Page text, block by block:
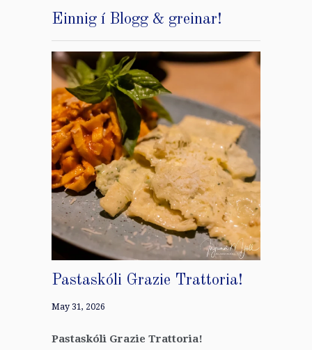
Einnig í Blogg & greinar!
Pastaskóli Grazie Trattoria!
May 31, 2026
Pastaskóli Grazie Trattoria!